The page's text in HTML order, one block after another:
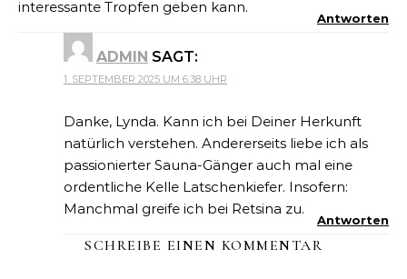
interessante Tropfen geben kann.
Antworten
ADMIN SAGT:
1. SEPTEMBER 2025 UM 6:38 UHR
Danke, Lynda. Kann ich bei Deiner Herkunft
natürlich verstehen. Andererseits liebe ich als
passionierter Sauna-Gänger auch mal eine
ordentliche Kelle Latschenkiefer. Insofern:
Manchmal greife ich bei Retsina zu.
Antworten
SCHREIBE EINEN KOMMENTAR